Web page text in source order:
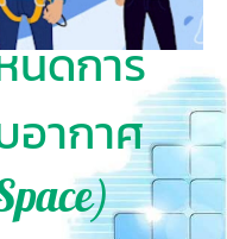
นดการ
อากาศ